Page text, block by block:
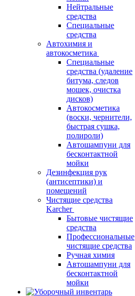
Нейтральные
средства
Специальные
средства
Автохимия и
автокосметика
Специальные
средства (удаление
битума, следов
мошек, очистка
дисков)
Автокосметика
(воски, чернители,
быстрая сушка,
полироли)
Автошампуни для
бесконтактной
мойки
Дезинфекция рук
(антисептики) и
помещений
Чистящие средства
Karcher
Бытовые чистящие
средства
Профессиональные
чистящие средства
Ручная химия
Автошампуни для
бесконтактной
мойки